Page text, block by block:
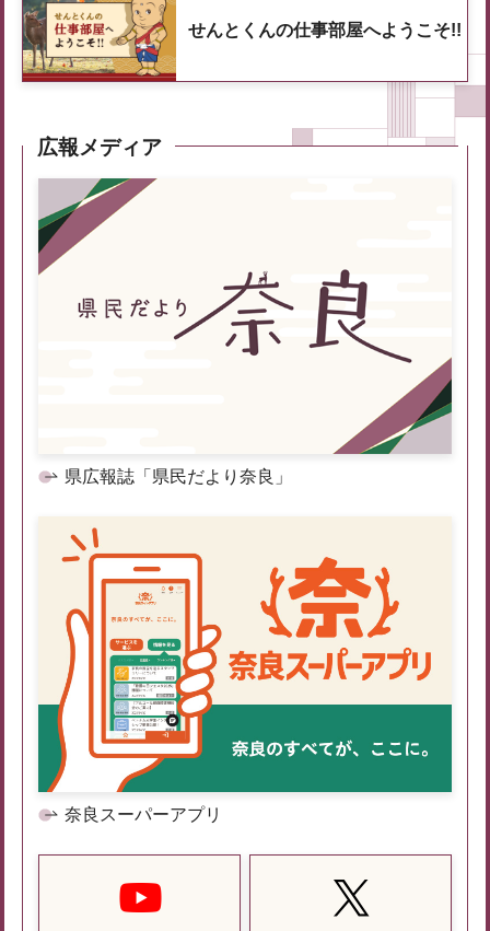
せんとくんの仕事部屋へようこそ!!
広報メディア
県広報誌「県民だより奈良」
奈良スーパーアプリ